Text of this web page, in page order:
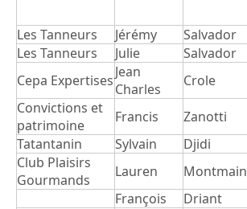
Les Tanneurs
Jérémy Salvador
Les Tanneurs
Julie Salvador
Cepa ExpertisesJean
Charles
Crole
Convictions et
patrimoine
Francis Zanotti
Tatantanin
Sylvain Djidi
Club Plaisirs
Gourmands
Lauren Montmain
François
Driant